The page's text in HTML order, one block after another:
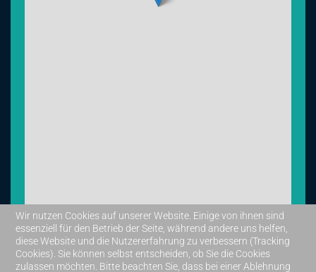
Leaflet |©OpenStreetMap
Wir nutzen Cookies auf unserer Website. Einige von ihnen sind
essenziell für den Betrieb der Seite, während andere uns helfen,
diese Website und die Nutzererfahrung zu verbessern (Tracking
Cookies). Sie können selbst entscheiden, ob Sie die Cookies
zulassen möchten. Bitte beachten Sie, dass bei einer Ablehnung